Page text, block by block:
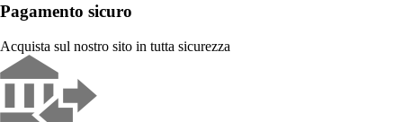
Pagamento sicuro
Acquista sul nostro sito in tutta sicurezza